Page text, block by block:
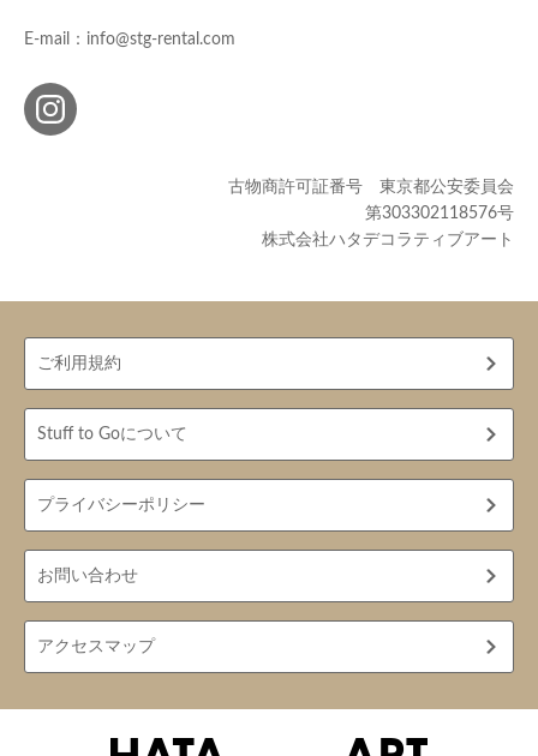
E-mail：info@stg-rental.com
古物商許可証番号 東京都公安委員会
第303302118576号
株式会社ハタデコラティブアート
ご利用規約
Stuff to Goについて
プライバシーポリシー
お問い合わせ
アクセスマップ